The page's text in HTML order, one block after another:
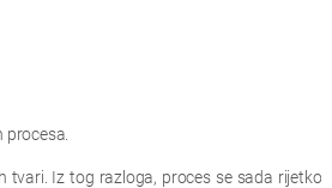
tvari. Iz tog razloga, proces se sada rijetko